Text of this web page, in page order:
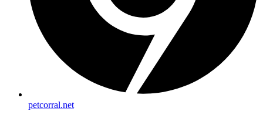
petcorral.net